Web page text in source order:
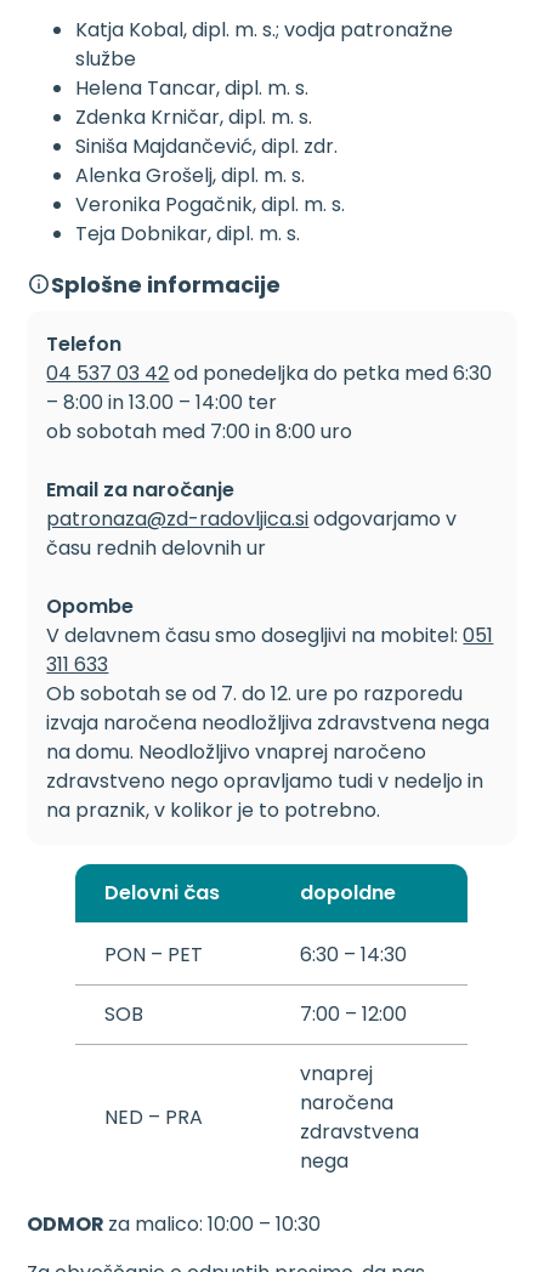
Katja Kobal, dipl. m. s.; vodja patronažne
službe
Helena Tancar, dipl. m. s.
Zdenka Krničar, dipl. m. s.
Siniša Majdančević, dipl. zdr.
Alenka Grošelj, dipl. m. s.
Veronika Pogačnik, dipl. m. s.
Teja Dobnikar, dipl. m. s.
Splošne informacije
Telefon
04 537 03 42od ponedeljka do petka med 6:30
– 8:00 in 13.00 – 14:00 ter
ob sobotah med 7:00 in 8:00 uro
Email za naročanje
patronaza@zd-radovljica.siodgovarjamo v
času rednih delovnih ur
Opombe
V delavnem času smo dosegljivi na mobitel:051
311 633
Ob sobotah se od 7. do 12. ure po razporedu
izvaja naročena neodložljiva zdravstvena nega
na domu. Neodložljivo vnaprej naročeno
zdravstveno nego opravljamo tudi v nedeljo in
na praznik, v kolikor je to potrebno.
Delovni čas dopoldne
PON – PET 6:30 – 14:30
SOB 7:00 – 12:00
NED – PRA
vnaprej
naročena
zdravstvena
nega
ODMOR za malico: 10:00 – 10:30